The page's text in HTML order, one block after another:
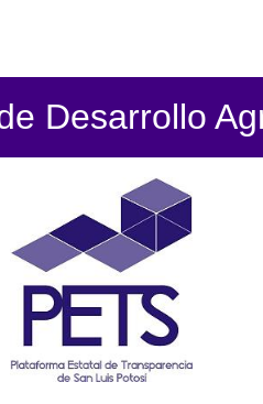
Desarrollo